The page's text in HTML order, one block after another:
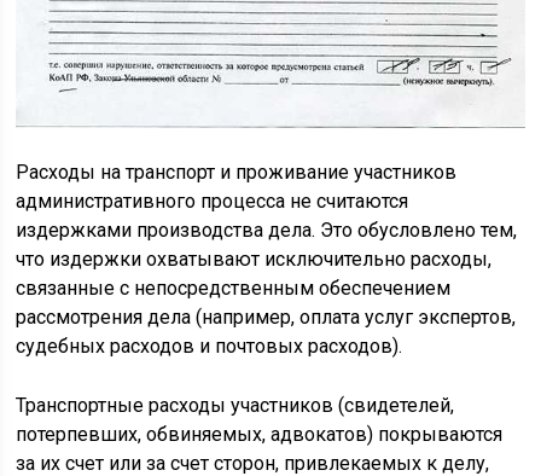
Расходы на транспорт и проживание участников
административного процесса не считаются
издержками производства дела. Это обусловлено тем,
что издержки охватывают исключительно расходы,
связанные с непосредственным обеспечением
рассмотрения дела (например, оплата услуг экспертов,
судебных расходов и почтовых расходов).
Транспортные расходы участников (свидетелей,
потерпевших, обвиняемых, адвокатов) покрываются
за их счет или за счет сторон, привлекаемых к делу,